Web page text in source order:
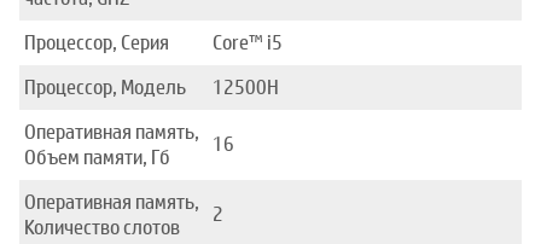
Процессор, Серия
Core™ i5
Процессор, Модель
12500H
Оперативная память,
Объем памяти, Гб
16
Оперативная память,
Количество слотов
2